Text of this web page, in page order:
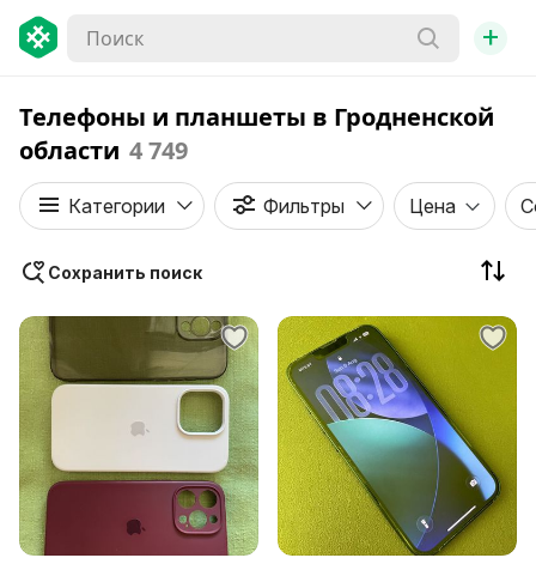
+
Телефоны и планшеты в Гродненской
области 4 749
Категории Фильтры Цена
Сохранить поиск